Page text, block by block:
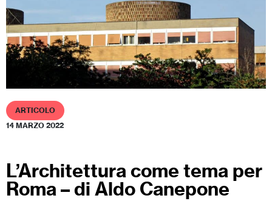
ARTICOLO
14 MARZO 2022
L’Architettura come tema per
Roma – di Aldo Canepone